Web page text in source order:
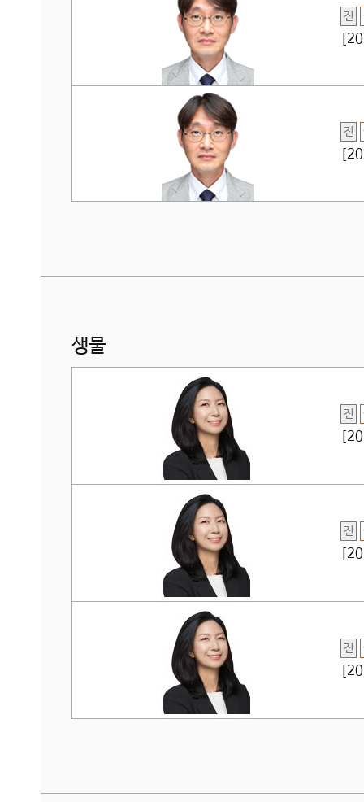
진
진
생물
진
진
진